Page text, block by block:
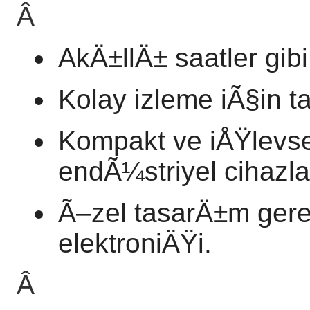
Â
AkÄ±llÄ± saatler
Kolay izleme iÃ§in
Kompakt ve
endÃ¼striyel
Ã–zel tasarÄ±m
elektroniÄŸi.
Â